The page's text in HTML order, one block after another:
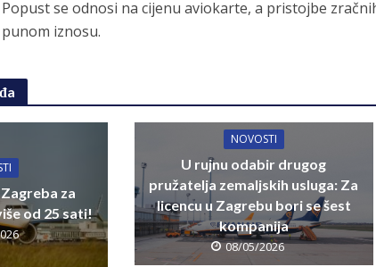
Popust se odnosi na cijenu aviokarte, a pristojbe
punom iznosu.
za
od 25 sati!
NOVOSTI
U rujnu odabir drugog
pružatelja zemaljskih usluga: Za
licencu u Zagrebu bori se šest
kompanija
08/05/2026